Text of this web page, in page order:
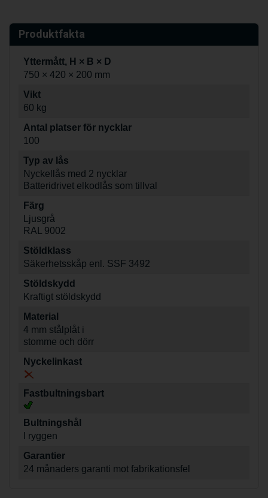
Produktfakta
Yttermått, H × B × D
750 × 420 × 200 mm
Vikt
60 kg
Antal platser för nycklar
100
Typ av lås
Nyckellås med 2 nycklar
Batteridrivet elkodlås som tillval
Färg
Ljusgrå
RAL 9002
Stöldklass
Säkerhetsskåp enl. SSF 3492
Stöldskydd
Kraftigt stöldskydd
Material
4 mm stålplåt i
stomme och dörr
Nyckelinkast
Fastbultningsbart
Bultningshål
I ryggen
Garantier
24 månaders garanti mot fabrikationsfel